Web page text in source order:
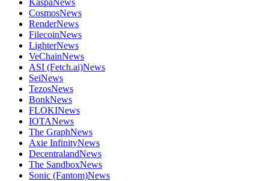
CosmosNews
RenderNews
FilecoinNews
LighterNews
VeChainNews
ASI (Fetch.ai)News
SeiNews
TezosNews
BonkNews
FLOKINews
IOTANews
The GraphNews
Axie InfinityNews
DecentralandNews
The SandboxNews
Sonic (Fantom)News